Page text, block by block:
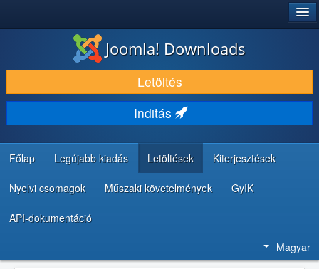
LETÖLTÉS ÉS KITERJESZTÉS
FEDEZZE FEL ÉS TANULJA MEG
KÖZÖSSÉG ÉS TÁMOGATÁS
FEJLESZTŐI ERŐFORRÁSOK
Joomla! Downloads
Letöltés
Inditás
Főlap Legújabb kiadás Letöltések Kiterjesztések
Nyelvi csomagok Műszaki követelmények GyIK
API-dokumentáció
Magyar